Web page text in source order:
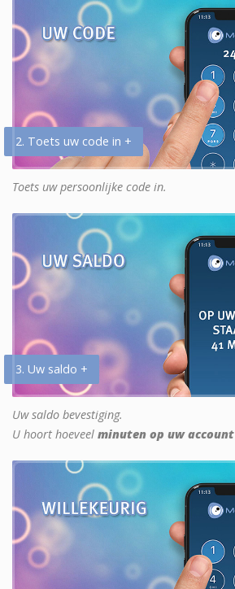
2. Toets uw code in +
Toets uw persoonlijke code in.
3. Uw saldo +
Uw saldo bevestiging.
U hoort hoeveel minuten op uw account